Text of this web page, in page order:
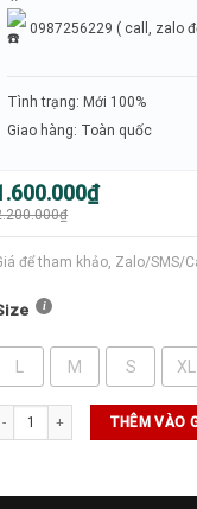
0987256229 ( call, zalo
Tình trạng: Mới 100%
Giao hàng: Toàn quốc
₫
gốc
₫
hiện
để tham khảo, Zalo/SMS/
M S XL
Áo NikeCourt Advantage Dri-FIT
THÊM VÀO